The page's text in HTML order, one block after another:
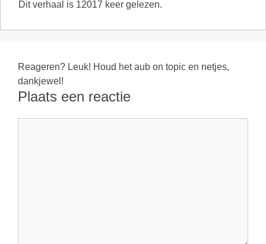
Dit verhaal is 12017 keer gelezen.
Reageren? Leuk! Houd het aub on topic en netjes,
dankjewel!
Plaats een reactie